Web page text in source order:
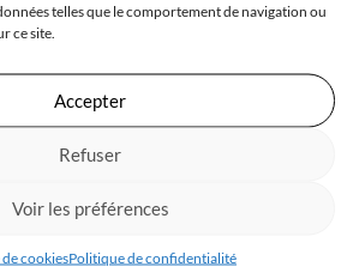
telles que le comportement de navigation ou
ce site.
Accepter
Refuser
Voir les préférences
cookiesPolitique de confidentialité
recevoir les offres d'IGC